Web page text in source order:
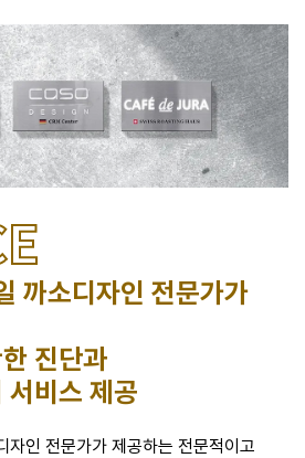
까소디자인 전문가가
진단과
서비스 제공
자인 전문가가 제공하는 전문적이고